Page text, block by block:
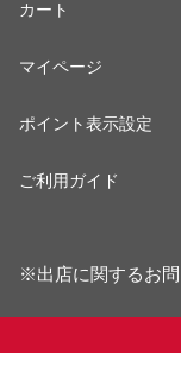
カート
マイページ
ポイント表示設定
ご利用ガイド
※出店に関するお